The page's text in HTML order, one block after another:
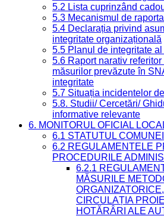
5.2 Lista cuprinzând
5.3 Mecanismul de
5.4 Declarația privind
integritate organizațională
5.5 Planul de integritate
5.6 Raport narativ
măsurilor prevăzute în
integritate
5.7 Situația incidentelor
5.8. Studii/ Cercetări/
informative relevante
6. MONITORUL OFICIAL
6.1 STATUTUL COMUNEI
6.2 REGULAMENTELE
PROCEDURILE
6.2.1
MĂSURILE
CIRCULAȚIA
HOTĂRÂRI ALE